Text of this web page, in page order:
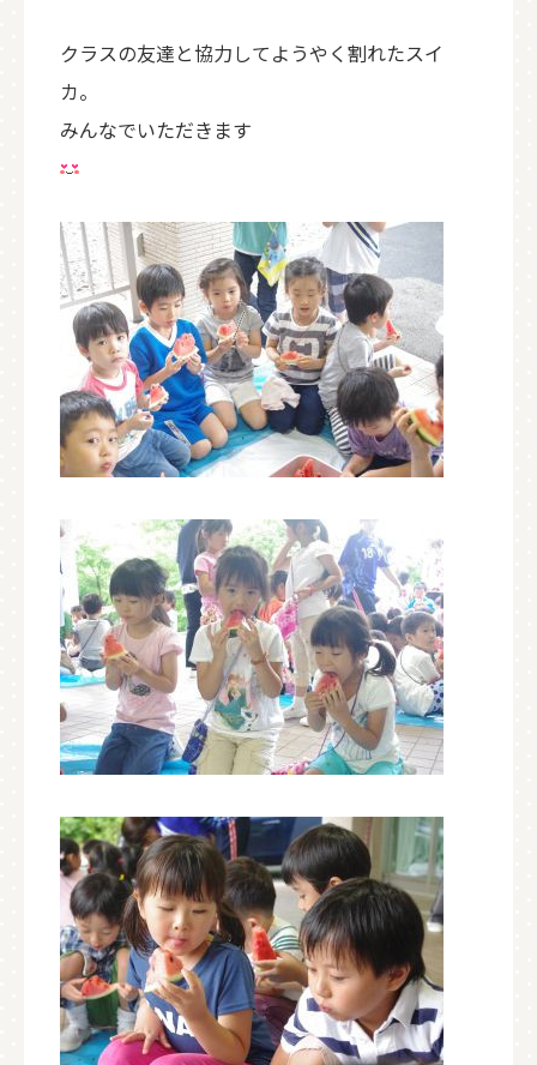
クラスの友達と協力してようやく割れたスイ
カ。
みんなでいただきます